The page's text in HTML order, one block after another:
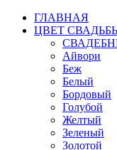
ГЛАВНАЯ
ЦВЕТ
Айвори
Беж
Белый
Бордовый
Голубой
Желтый
Зеленый
Золотой